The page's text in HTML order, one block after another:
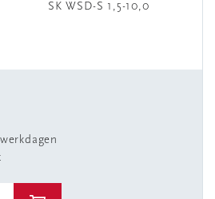
SK WSD-S 1,5-10,0